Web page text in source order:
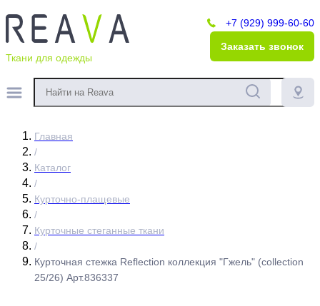
Ткани для одежды
+7 (929) 999-60-60
Заказать звонок
Главная
/
Каталог
/
Курточно-плащевые
/
Курточные стеганные ткани
/
Курточная стежка Reflection коллекция "Гжель" (collection
25/26) Арт.836337